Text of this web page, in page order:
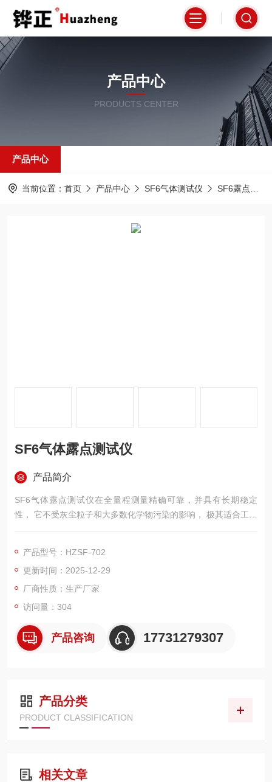
产品中心
PRODUCTS CENTER
产品中心
当前位置： 首页 产品中心 SF6气体测试仪 SF6露点仪
SF6气体露点测试仪
产品简介
SF6气体露点测试仪在全量程测量精确可靠，并具有长期稳定
性， 它不受灰尘粒子和大多数化学物污染的影响， 极其适合工业
环境的使用。它是在低露点且需要控制干点的工业环境的选择。
面， 实时显示各种参数，全智能化操作，海量信息存储， 内置充
电电池， 交直流两用。
产品型号：HZSF-702
更新时间：2025-12-29
厂商性质：生产厂家
访问量：304
产品咨询 17731279307
产品分类
PRODUCT CLASSIFICATION
相关文章